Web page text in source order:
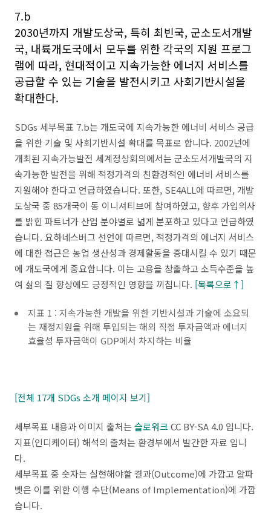
7.b
2030년까지 개발도상국, 특히 최빈국, 군소도서개발
국, 내륙개도국에서 모두를 위한 각국의 지원 프로그
램에 따라, 현대적이고 지속가능한 에너지 서비스를
공급할 수 있는 기술을 발전시키고 사회기반시설을
확대한다.
SDGs 세부목표 7.b는 개도국에 지속가능한 에너비 서비스 공급
을 위한 기술 및 사회기반시설 확대를 목표로 합니다. 2002년에
개최된 지속가능발전 세계정상회의에서는 군소도서개발국의 지
속가능한 발전을 위해 적정가격의 친환경적인 에너비 서비스를
지원해야 한다고 언급하였습니다. 또한, SE4ALL에 따르면, 개발
도상국 중 85개국이 동 이니셔티브에 참여하였고, 향후 가입의사
를 밝힌 파트너가 산업 분야별로 넓게 분포하고 있다고 언급하였
습니다. 요하네스버그 선언에 따르면, 적정가격의 에너지 서비스
에 대한 접근은 농업 생산성과 경제활동을 증대시킬 수 있기 때문
에 개도국에게 중요합니다. 이는 고용을 창출하고 소득수준을 높
여 삶의 질 향상에도 긍정적인 영향을 끼칩니다. [목록으로↑]
지표 1 : 지속가능한 개발을 위한 기반시설과 기술에 소요되
는 재정지원을 위해 투입되는 해외 직접 투자금액과 에너지
효율성 투자금액이 GDP에서 차지하는 비율
[전체 17개 SDGs 소개 페이지 보기]
세부목표 내용과 이미지 출처는 슬로워크 CC BY-SA 4.0 입니다.
지표(인디케이터) 해석의 출처는 환경부에서 발간한 자료 입니
다.
세부목표 중 숫자는 실현해야할 결과(Outcome)에 가깝고 알파
벳은 이를 위한 이행 수단(Means of Implementation)에 가깝
습니다.